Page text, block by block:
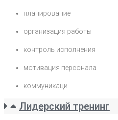
планирование
организация работы
контроль исполнения
мотивация персонала
коммуникаци
Лидерский тренинг